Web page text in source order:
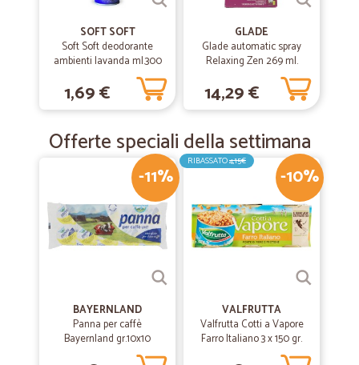
SOFT SOFT
Soft Soft deodorante
ambienti lavanda ml.300
1,69 €
GLADE
Glade automatic spray
Relaxing Zen 269 ml.
14,29 €
Offerte speciali della settimana
-11%
BAYERNLAND
Panna per caffè
Bayernland gr.10x10
-10%
RIBASSATO4,15€
VALFRUTTA
Valfrutta Cotti a Vapore
Farro Italiano 3 x 150 gr.